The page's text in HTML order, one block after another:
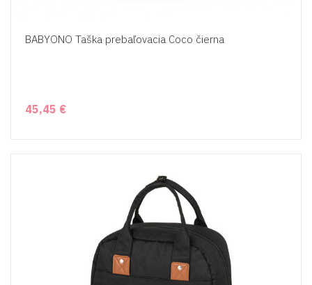
BABYONO Taška prebaľovacia Coco čierna
45,45 €